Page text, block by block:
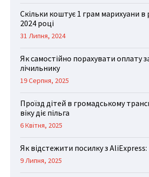
Скільки коштує 1 грам марихуани в
2024 році
31 Липня, 2024
Як самостійно порахувати оплату
лічильнику
19 Серпня, 2025
Проїзд дітей в громадському
віку діє пільга
6 Квітня, 2025
Як відстежити посилку з AliExpress:
9 Липня, 2025